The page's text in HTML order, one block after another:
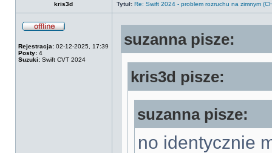
kris3d
Tytuł: Re: Swift 2024 - problem rozruchu na zimnym
Rejestracja: 02-12-2025, 17:39
Posty: 4
Suzuki: Swift CVT 2024
suzanna pisze:
kris3d pisze:
suzanna pisze:
no identycznie